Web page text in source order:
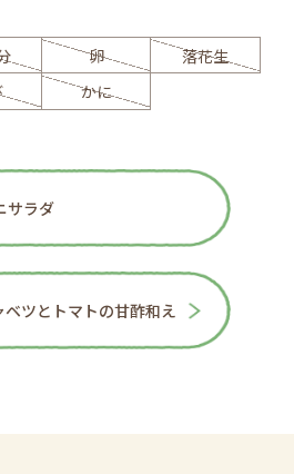
卵
落花生
かに
サラダ
ベツとトマトの甘酢和え